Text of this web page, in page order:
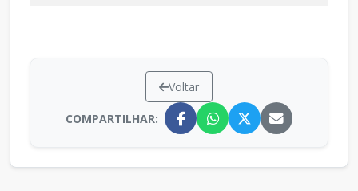
Voltar
COMPARTILHAR: